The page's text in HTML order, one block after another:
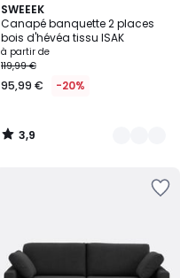
SWEEEK
Canapé banquette 2 places
bois d'hévéa tissu ISAK
à partir de
119,99 €
95,99 € -20%
3,9
/ 5
4
Couleurs
3,9
/